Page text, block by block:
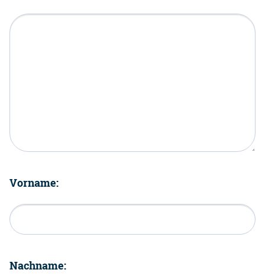
Vorname:
Nachname: